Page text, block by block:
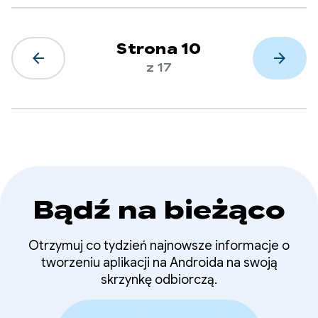
arrow_back Strona 10
z 17 arrow_forward
Bądź na bieżąco
Otrzymuj co tydzień najnowsze informacje o
tworzeniu aplikacji na Androida na swoją
skrzynkę odbiorczą.